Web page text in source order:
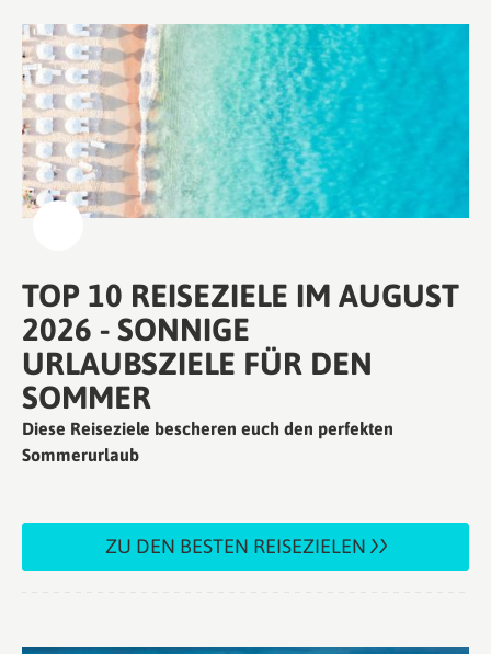
TOP 10 REISEZIELE IM AUGUST
2026 - SONNIGE
URLAUBSZIELE FÜR DEN
SOMMER
Diese Reiseziele bescheren euch den perfekten
Sommerurlaub
ZU DEN BESTEN REISEZIELEN